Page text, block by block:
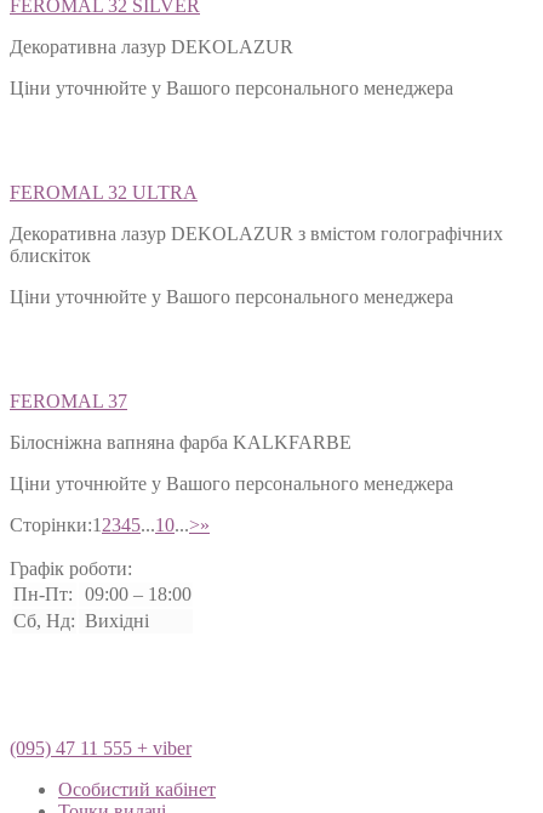
FEROMAL 32 SILVER
Декоративна лазур DEKOLAZUR
Ціни уточнюйте у Вашого персонального менеджера
FEROMAL 32 ULTRA
Декоративна лазур DEKOLAZUR з вмістом голографічних
блискіток
Ціни уточнюйте у Вашого персонального менеджера
FEROMAL 37
Білосніжна вапняна фарба KALKFARBE
Ціни уточнюйте у Вашого персонального менеджера
Сторінки:1 2345...10...>»
Графік роботи:
Пн-Пт:
09:00 – 18:00
Сб, Нд: Вихідні
(095) 47 11 555 + viber
Особистий кабінет